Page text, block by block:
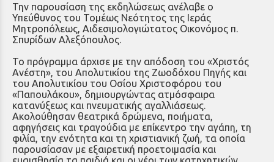
Την παρουσίαση της εκδηλώσεως ανέλαβε ο
Υπεύθυνος του Τομέως Νεότητος της Ιεράς
Μητροπόλεως, Αιδεσιμολογιώτατος Οικονόμος π.
Σπυρίδων Αλεξόπουλος.
Το πρόγραμμα άρχισε με την απόδοση του «Χριστός
Ανέστη», του Απολυτικίου της Ζωοδόχου Πηγής και
του Απολυτικίου του Οσίου Χριστοφόρου του
«Παπουλάκου», δημιουργώντας ατμόσφαιρα
κατανύξεως και πνευματικής αγαλλιάσεως.
Ακολούθησαν θεατρικά δρώμενα, ποιήματα,
αφηγήσεις και τραγούδια με επίκεντρο την αγάπη, τη
φιλία, την ενότητα και τη χριστιανική ζωή, τα οποία
παρουσίασαν με εξαιρετική προετοιμασία και